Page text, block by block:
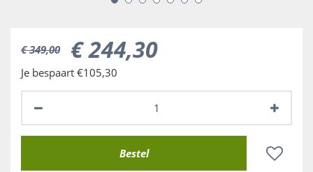
€ 349,00 €244,30
Je bespaart €105,30